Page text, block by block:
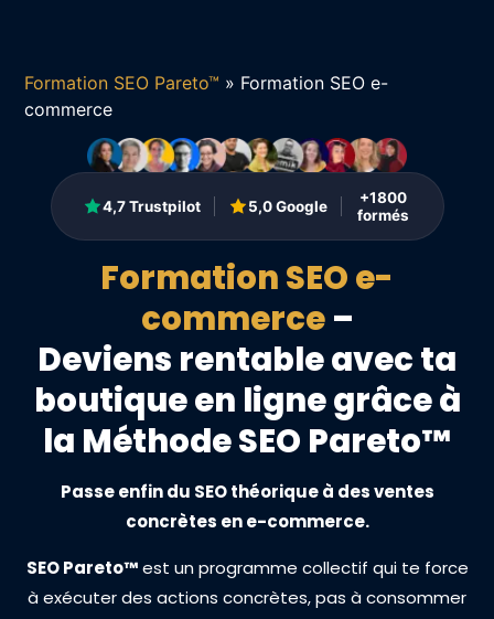
Formation SEO Pareto™ » Formation SEO e-
commerce
4,7 Trustpilot 5,0 Google
+1800
formés
Formation SEO e-
commerce–
Deviens rentable avec ta
boutique en ligne grâce à
la Méthode SEO Pareto™
Passe enfin du SEO théorique à des ventes
concrètes en e-commerce.
SEO Pareto™est un programme collectif qui te force
à exécuter des actions concrètes, pas à consommer